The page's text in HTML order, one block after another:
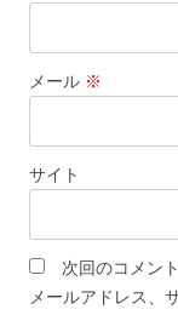
メール ※
サイト
次回のコメン
メールアドレス、